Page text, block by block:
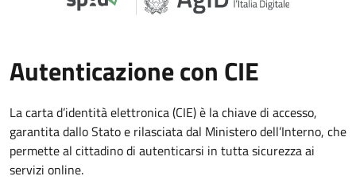
Autenticazione con CIE
La carta d’identità elettronica (CIE) è la chiave di accesso,
garantita dallo Stato e rilasciata dal Ministero dell’Interno, che
permette al cittadino di autenticarsi in tutta sicurezza ai
servizi online.